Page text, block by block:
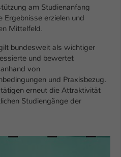
am Studienanfang
Ergebnisse erzielen und
Mittelfeld.
bundesweit als wichtiger
und bewertet
von
und Praxisbezug.
erneut die Attraktivität
Studiengänge der
ist ein Standard-Session-
Es speichert im Fall
Benutzer
werden und es wird ihm
Bereichen